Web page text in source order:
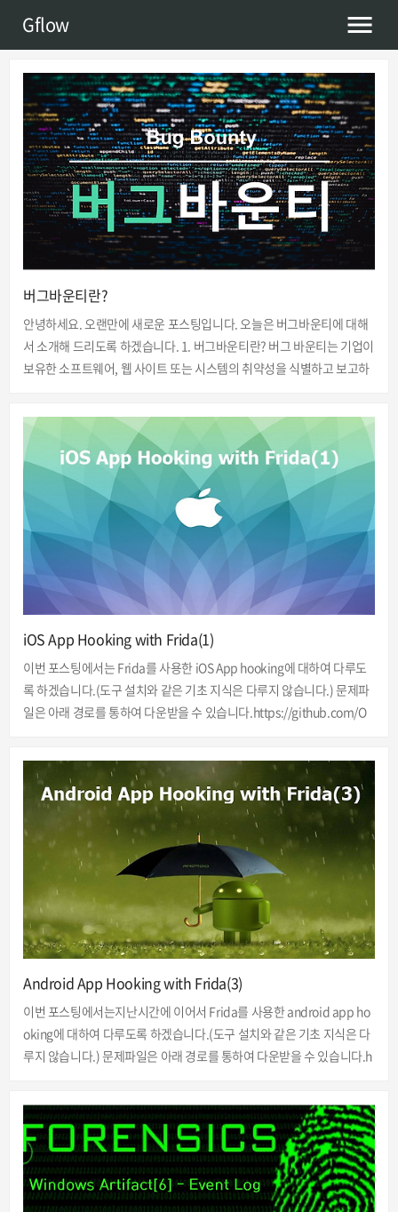
Gflow
버그바운티란?
안녕하세요. 오랜만에 새로운 포스팅입니다. 오늘은 버그바운티에 대해
서 소개해 드리도록 하겠습니다. 1. 버그바운티란? 버그 바운티는 기업이
보유한 소프트웨어, 웹 사이트 또는 시스템의 취약성을 식별하고 보고하
의 결함을 찾아내고 취약점 보고서를 제출합니다. 이를 통하여 버그헌터
들은 금전적 보상(현상금), 스웨그 또는 기타 인센티브로 보상을 받습니
다. 버그 바운티 프로그램은 해커 커뮤니티의 집단적 전문 지식을 활용하
여 조직의 보안을 개선하는 동시에 버그헌터가 자신의 기술을 선보이고
보상을 받을 수 있는 기회를 제공합니다. 해외에서는 이미 보편화된 서비
스로 상당히 다양한 회사..
iOS App Hooking with Frida(1)
이번 포스팅에서는 Frida를 사용한 iOS App hooking에 대하여 다루도
록 하겠습니다.(도구 설치와 같은 기초 지식은 다루지 않습니다.) 문제파
일은 아래 경로를 통하여 다운받을 수 있습니다.https://github.com/O
에 따라 다르기 때문에 생략하였습니다. 먼저 앱을 iOS 기기에 설치합니
다.[그림 1 앱 설치] 앱을 실행 시키면 "A Secret is Found In The Hidde
n Label!" 이라는 문구가 적혀있는 앱의 메인이 출력됩니다. [그림 2 앱
메인 화면] 아이폰과 PC를 US..
Android App Hooking with Frida(3)
이번 포스팅에서는지난시간에 이어서 Frida를 사용한 android app ho
oking에 대하여 다루도록 하겠습니다.(도구 설치와 같은 기초 지식은 다
루지 않습니다.) 문제파일은 아래 경로를 통하여 다운받을 수 있습니다.h
NOX App Player 문제파일(UnCrackable-Level3.apk)을 다운로드 하
여 설치합니다. [그림 1 apk 설치] 앱 설치 후 실행 시 루팅 탐지가 동작하
며 OK 버튼 클릭 시 앱이 강제로 종료됩니다.[그림 2 루팅탐지] 기존 앱들
과 달리 frida-ps -U를..